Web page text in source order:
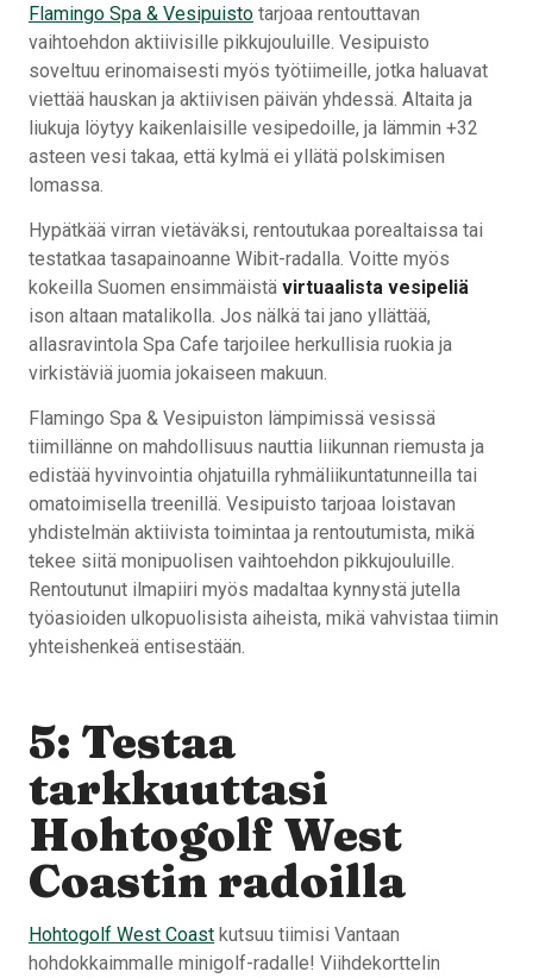
Flamingo Spa & Vesipuisto tarjoaa rentouttavan
vaihtoehdon aktiivisille pikkujouluille. Vesipuisto
soveltuu erinomaisesti myös työtiimeille, jotka haluavat
viettää hauskan ja aktiivisen päivän yhdessä. Altaita ja
liukuja löytyy kaikenlaisille vesipedoille, ja lämmin +32
asteen vesi takaa, että kylmä ei yllätä polskimisen
lomassa.
Hypätkää virran vietäväksi, rentoutukaa porealtaissa tai
testatkaa tasapainoanne Wibit-radalla. Voitte myös
kokeilla Suomen ensimmäistä virtuaalista vesipeliä
ison altaan matalikolla. Jos nälkä tai jano yllättää,
allasravintola Spa Cafe tarjoilee herkullisia ruokia ja
virkistäviä juomia jokaiseen makuun.
Flamingo Spa & Vesipuiston lämpimissä vesissä
tiimillänne on mahdollisuus nauttia liikunnan riemusta ja
edistää hyvinvointia ohjatuilla ryhmäliikuntatunneilla tai
omatoimisella treenillä. Vesipuisto tarjoaa loistavan
yhdistelmän aktiivista toimintaa ja rentoutumista, mikä
tekee siitä monipuolisen vaihtoehdon pikkujouluille.
Rentoutunut ilmapiiri myös madaltaa kynnystä jutella
työasioiden ulkopuolisista aiheista, mikä vahvistaa tiimin
yhteishenkeä entisestään.
5: Testaa
tarkkuuttasi
Hohtogolf West
Coastin radoilla
Hohtogolf West Coast kutsuu tiimisi Vantaan
hohdokkaimmalle minigolf-radalle! Viihdekorttelin